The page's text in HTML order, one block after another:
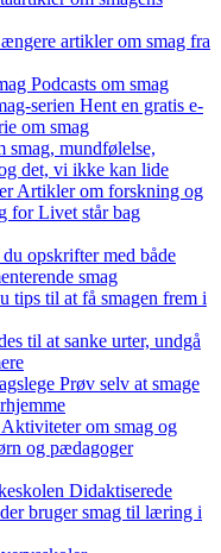
artikler om smag fra
Podcasts om smag
serien Hent en gratis e-
om smag
smag, mundfølelse,
det, vi ikke kan lide
Artikler om forskning og
for Livet står bag
opskrifter med både
smag
tips til at få smagen frem i
til at sanke urter, undgå
Prøv selv at smage
Aktiviteter om smag og
og pædagoger
Didaktiserede
bruger smag til læring i